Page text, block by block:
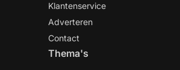
Klantenservice
Adverteren
Contact
Thema's